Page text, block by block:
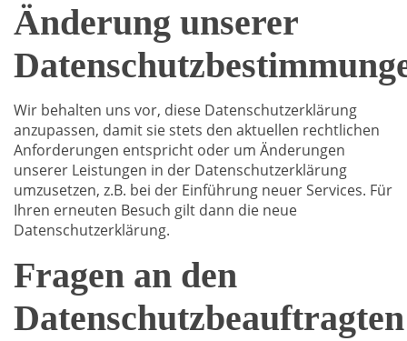
Änderung unserer
Wir behalten uns vor, diese Datenschutzerklärung
anzupassen, damit sie stets den aktuellen rechtlichen
Anforderungen entspricht oder um Änderungen
unserer Leistungen in der Datenschutzerklärung
umzusetzen, z.B. bei der Einführung neuer Services. Für
Ihren erneuten Besuch gilt dann die neue
Datenschutzerklärung.
Fragen an den
Datenschutzbeauftragten